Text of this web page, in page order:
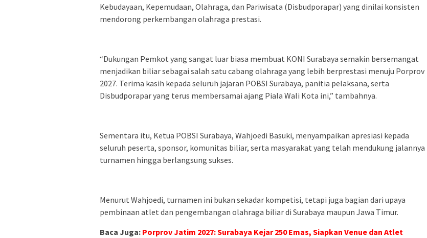
Kebudayaan, Kepemudaan, Olahraga, dan Pariwisata (Disbudporapar) yang dinilai konsisten
mendorong perkembangan olahraga prestasi.
“Dukungan Pemkot yang sangat luar biasa membuat KONI Surabaya semakin bersemangat
menjadikan biliar sebagai salah satu cabang olahraga yang lebih berprestasi menuju Porprov
2027. Terima kasih kepada seluruh jajaran POBSI Surabaya, panitia pelaksana, serta
Disbudporapar yang terus membersamai ajang Piala Wali Kota ini,” tambahnya.
Sementara itu, Ketua POBSI Surabaya, Wahjoedi Basuki, menyampaikan apresiasi kepada
seluruh peserta, sponsor, komunitas biliar, serta masyarakat yang telah mendukung jalannya
turnamen hingga berlangsung sukses.
Menurut Wahjoedi, turnamen ini bukan sekadar kompetisi, tetapi juga bagian dari upaya
pembinaan atlet dan pengembangan olahraga biliar di Surabaya maupun Jawa Timur.
Baca Juga: Porprov Jatim 2027: Surabaya Kejar 250 Emas, Siapkan Venue dan Atlet